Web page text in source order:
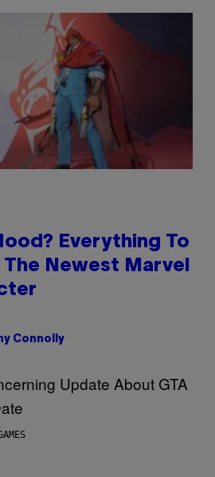
Everything To
Newest Marvel
Connolly